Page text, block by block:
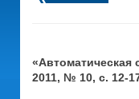
«Автоматическая
2011, № 10, с. 12-